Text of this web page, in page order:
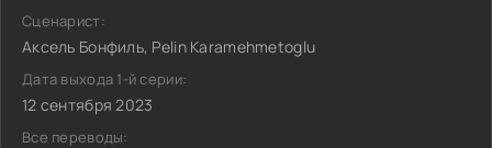
Сценарист:
Аксель Бонфиль, Pelin Karamehmetoglu
Дата выхода 1-й серии:
12 сентября 2023
Все переводы: